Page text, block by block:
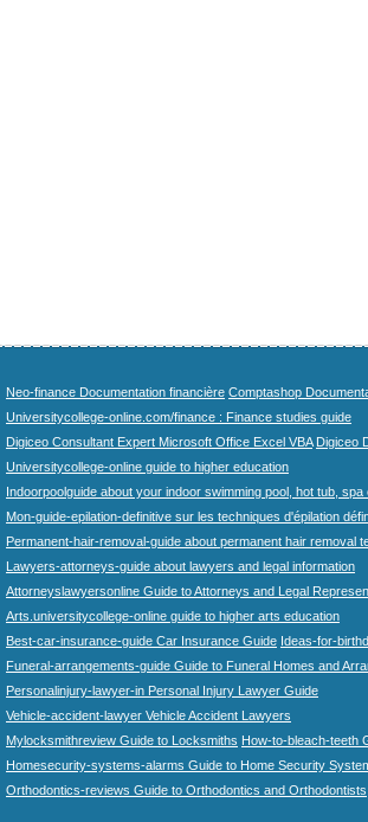
Neo-finance Documentation financière Comptashop
Universitycollege-online.com/finance : Finance studies guide
Digiceo Consultant Expert Microsoft Office Excel VBA Digiceo
Universitycollege-online guide to higher education
Indoorpoolguide about your indoor swimming pool, hot tub, spa
Mon-guide-epilation-definitive sur les techniques d'épilation
Permanent-hair-removal-guide about permanent hair removal
Lawyers-attorneys-guide about lawyers and legal information
Attorneyslawyersonline Guide to Attorneys and Legal
Arts.universitycollege-online guide to higher arts education
Best-car-insurance-guide Car Insurance Guide Ideas-for-
Funeral-arrangements-guide Guide to Funeral Homes and
Personalinjury-lawyer-in Personal Injury Lawyer Guide
Vehicle-accident-lawyer Vehicle Accident Lawyers
Mylocksmithreview Guide to Locksmiths How-to-bleach-teeth
Homesecurity-systems-alarms Guide to Home Security
Orthodontics-reviews Guide to Orthodontics and Orthodontists